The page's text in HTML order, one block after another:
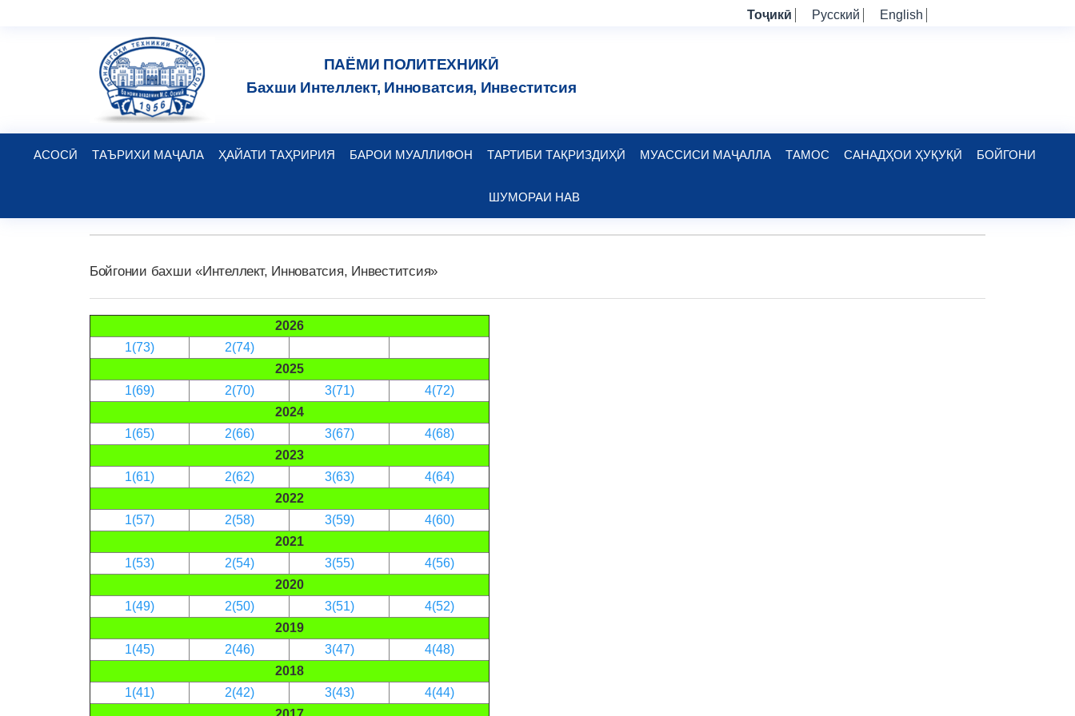
Тоҷикӣ Русский English
ПАЁМИ ПОЛИТЕХНИКӢ
Бахши Интеллект, Инноватсия, Инвеститсия
АСОСӢ ТАЪРИХИ МАҶАЛА ҲАЙАТИ ТАҲРИРИЯ БАРОИ МУАЛЛИФОН ТАРТИБИ ТАҚРИЗДИҲӢ МУАССИСИ МАҶАЛЛА ТАМОС САНАДҲОИ ҲУҚУҚӢ БОЙГОНИ
ШУМОРАИ НАВ
Бойгонии бахши «Интеллект, Инноватсия, Инвеститсия»
2026
1(73)
2(74)
2025
1(69)
2(70) 3(71)
4(72)
2024
1(65)
2(66) 3(67)
4(68)
2023
1(61)
2(62) 3(63)
4(64)
2022
1(57)
2(58) 3(59)
4(60)
2021
1(53)
2(54) 3(55)
4(56)
2020
1(49)
2(50) 3(51)
4(52)
2019
1(45)
2(46) 3(47)
4(48)
2018
1(41)
2(42) 3(43)
4(44)